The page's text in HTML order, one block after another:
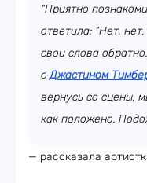
“Приятно
ответила: “Нет,
свои слова
сДжастином
вернусь со сцены,
как положено.
— рассказала